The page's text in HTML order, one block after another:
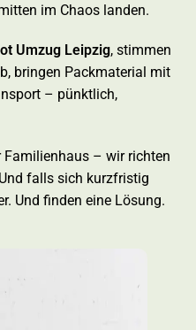
im Chaos landen.
Umzug Leipzig, stimmen
bringen Packmaterial mit
– pünktlich,
Familienhaus – wir richten
falls sich kurzfristig
Und finden eine Lösung.